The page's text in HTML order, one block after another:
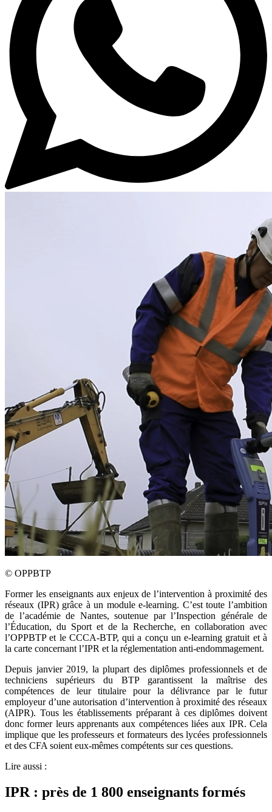
© OPPBTP
Former les enseignants aux enjeux de l’intervention à proximité des
réseaux (IPR) grâce à un module e-learning. C’est toute l’ambition
de l’académie de Nantes, soutenue par l’Inspection générale de
l’Éducation, du Sport et de la Recherche, en collaboration avec
l’OPPBTP et le CCCA-BTP, qui a conçu un e-learning gratuit et à
la carte concernant l’IPR et la réglementation anti-endommagement.
Depuis janvier 2019, la plupart des diplômes professionnels et de
techniciens supérieurs du BTP garantissent la maîtrise des
compétences de leur titulaire pour la délivrance par le futur
employeur d’une autorisation d’intervention à proximité des réseaux
(AIPR). Tous les établissements préparant à ces diplômes doivent
donc former leurs apprenants aux compétences liées aux IPR. Cela
implique que les professeurs et formateurs des lycées professionnels
et des CFA soient eux-mêmes compétents sur ces questions.
Lire aussi :
IPR : près de 1 800 enseignants formés